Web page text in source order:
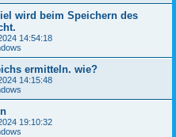
wird beim Speichern des
14:54:18
ermitteln. wie?
14:15:48
19:10:32